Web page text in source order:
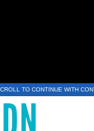
TO CONTINUE WITH